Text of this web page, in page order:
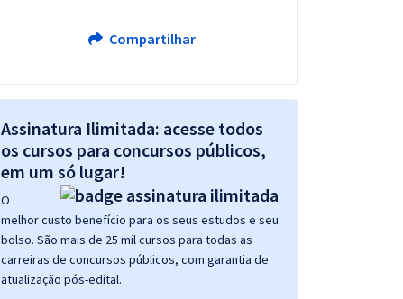
Compartilhar
Assinatura Ilimitada: acesse todos
os cursos para concursos públicos,
em um só lugar!
O
melhor custo benefício para os seus estudos e seu
bolso. São mais de 25 mil cursos para todas as
carreiras de concursos públicos, com garantia de
atualização pós-edital.